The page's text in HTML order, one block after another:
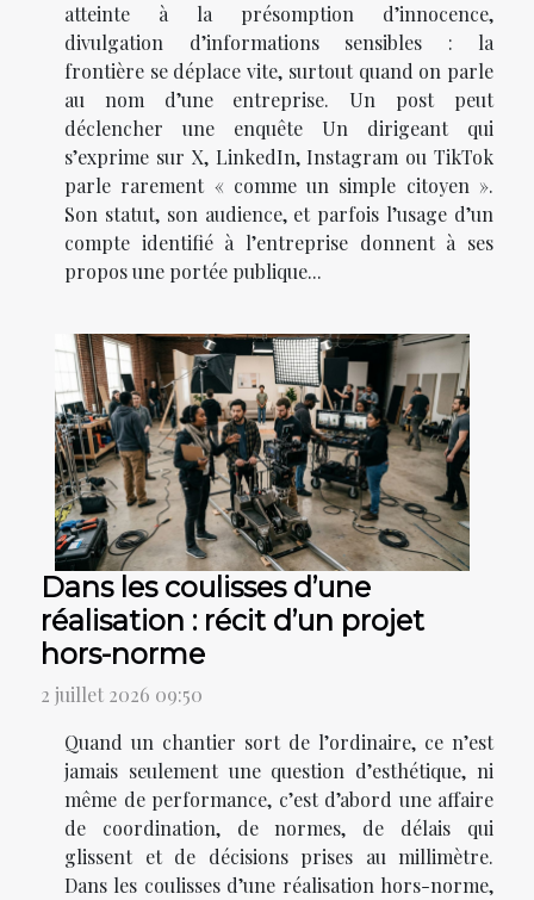
atteinte à la présomption d’innocence,
divulgation d’informations sensibles : la
frontière se déplace vite, surtout quand on parle
au nom d’une entreprise. Un post peut
déclencher une enquête Un dirigeant qui
s’exprime sur X, LinkedIn, Instagram ou TikTok
parle rarement « comme un simple citoyen ».
Son statut, son audience, et parfois l’usage d’un
compte identifié à l’entreprise donnent à ses
propos une portée publique...
Dans les coulisses d’une
réalisation : récit d’un projet
hors-norme
2 juillet 2026 09:50
Quand un chantier sort de l’ordinaire, ce n’est
jamais seulement une question d’esthétique, ni
même de performance, c’est d’abord une affaire
de coordination, de normes, de délais qui
glissent et de décisions prises au millimètre.
Dans les coulisses d’une réalisation hors-norme,